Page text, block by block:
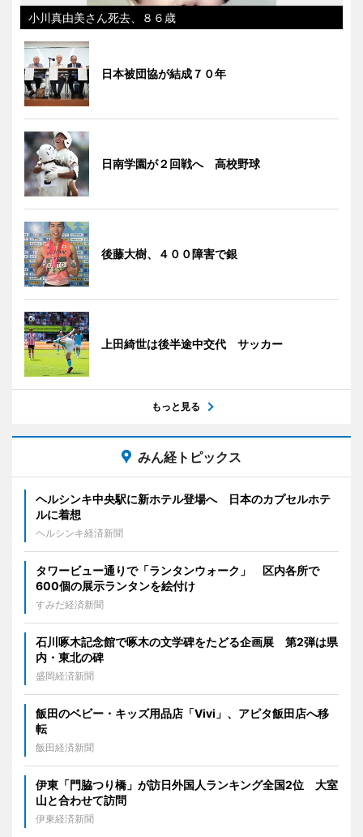
小川真由美さん死去、８６歳
日本被団協が結成７０年
日南学園が２回戦へ 高校野球
後藤大樹、４００障害で銀
上田綺世は後半途中交代 サッカー
もっと見る
みん経トピックス
ヘルシンキ中央駅に新ホテル登場へ 日本のカプセルホテ
ルに着想
ヘルシンキ経済新聞
タワービュー通りで「ランタンウォーク」 区内各所で
600個の展示ランタンを絵付け
すみだ経済新聞
石川啄木記念館で啄木の文学碑をたどる企画展 第2弾は県
内・東北の碑
盛岡経済新聞
飯田のベビー・キッズ用品店「Vivi」、アピタ飯田店へ移
転
飯田経済新聞
伊東「門脇つり橋」が訪日外国人ランキング全国2位 大室
山と合わせて訪問
伊東経済新聞